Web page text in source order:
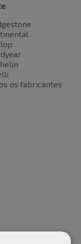
os fabricantes